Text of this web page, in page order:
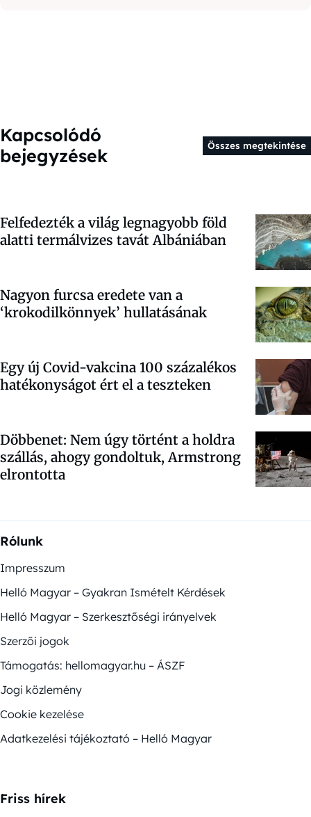
Kapcsolódó
bejegyzések
Összes megtekintése
Felfedezték a világ legnagyobb föld
alatti termálvizes tavát Albániában
Nagyon furcsa eredete van a
‘krokodilkönnyek’ hullatásának
Egy új Covid-vakcina 100 százalékos
hatékonyságot ért el a teszteken
Döbbenet: Nem úgy történt a holdra
szállás, ahogy gondoltuk, Armstrong
elrontotta
Rólunk
Impresszum
Helló Magyar – Gyakran Ismételt Kérdések
Helló Magyar – Szerkesztőségi irányelvek
Szerzői jogok
Támogatás: hellomagyar.hu – ÁSZF
Jogi közlemény
Cookie kezelése
Adatkezelési tájékoztató – Helló Magyar
Friss hírek